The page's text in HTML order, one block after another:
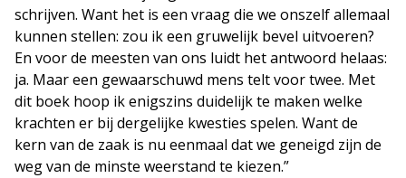
schrijven. Want het is een vraag die we onszelf allemaal
kunnen stellen: zou ik een gruwelijk bevel uitvoeren?
En voor de meesten van ons luidt het antwoord helaas:
ja. Maar een gewaarschuwd mens telt voor twee. Met
dit boek hoop ik enigszins duidelijk te maken welke
krachten er bij dergelijke kwesties spelen. Want de
kern van de zaak is nu eenmaal dat we geneigd zijn de
weg van de minste weerstand te kiezen.”